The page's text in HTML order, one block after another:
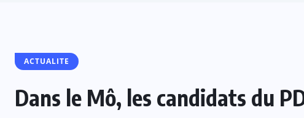
ACTUALITE
Dans le Mô, les candidats du